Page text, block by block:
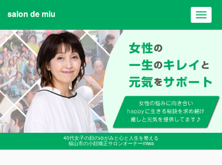
40代女子の顔のゆがみと心と人生を整える
福山市の小顔矯正サロンオーナーmiwa
salon de miu